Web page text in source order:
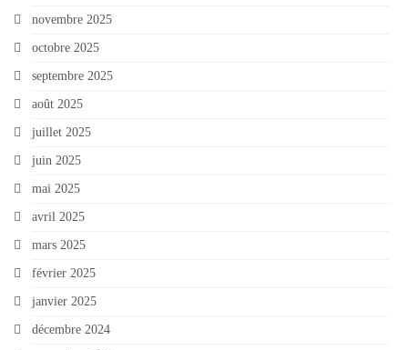
novembre 2025
octobre 2025
septembre 2025
août 2025
juillet 2025
juin 2025
mai 2025
avril 2025
mars 2025
février 2025
janvier 2025
décembre 2024